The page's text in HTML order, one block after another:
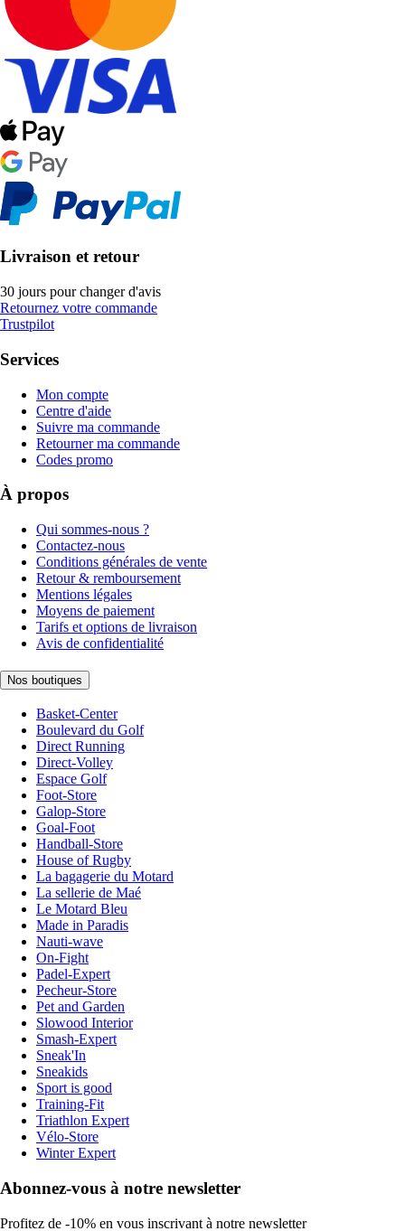
Livraison et retour
30 jours pour changer d'avis
Retournez votre commande
Trustpilot
Services
Mon compte
Centre d'aide
Suivre ma commande
Retourner ma commande
Codes promo
À propos
Qui sommes-nous ?
Contactez-nous
Conditions générales de vente
Retour & remboursement
Mentions légales
Moyens de paiement
Tarifs et options de livraison
Avis de confidentialité
Nos boutiques
Basket-Center
Boulevard du Golf
Direct Running
Direct-Volley
Espace Golf
Foot-Store
Galop-Store
Goal-Foot
Handball-Store
House of Rugby
La bagagerie du Motard
La sellerie de Maé
Le Motard Bleu
Made in Paradis
Nauti-wave
On-Fight
Padel-Expert
Pecheur-Store
Pet and Garden
Slowood Interior
Smash-Expert
Sneak'In
Sneakids
Sport is good
Training-Fit
Triathlon Expert
Vélo-Store
Winter Expert
Abonnez-vous à notre newsletter
Profitez de -10% en vous inscrivant à notre newsletter